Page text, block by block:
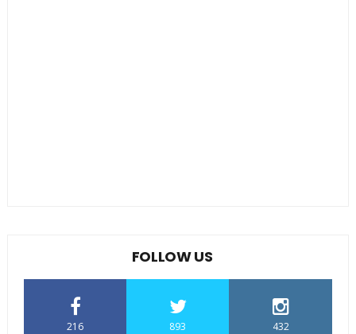
FOLLOW US
216 893 432